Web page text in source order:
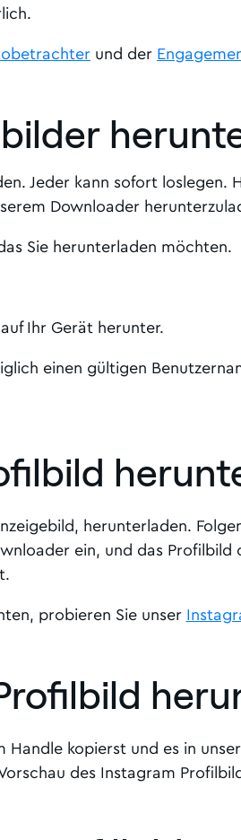
und der
Jeder kann sofort loslegen.
Downloader
Sie herunterladen möchten.
Ihr Gerät herunter.
einen gültigen
herunterladen.
ein, und das Profilbild
probieren Sie unser
kopierst und es in
des Instagram